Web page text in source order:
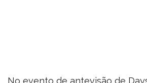
No evento de antevisão de